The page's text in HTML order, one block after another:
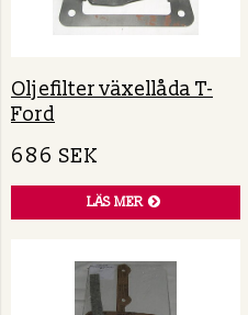
Oljefilter växellåda T-
Ford
686 SEK
LÄS MER